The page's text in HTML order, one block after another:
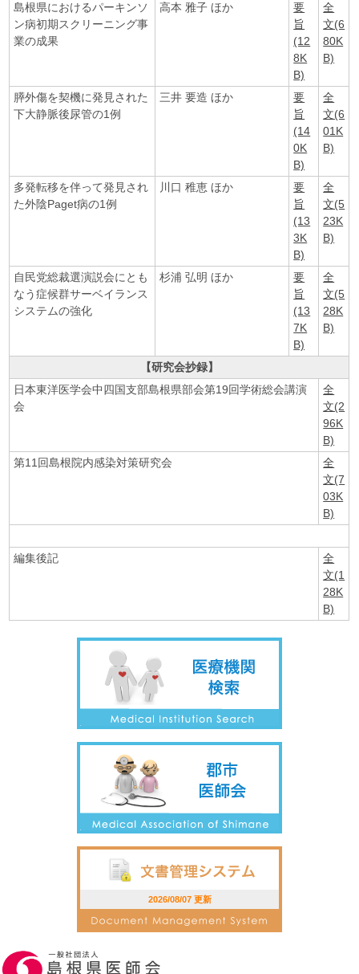
島根県におけるパーキンソ
ン病初期スクリーニング事
業の成果
高本 雅子 ほか
要
旨
(12
8K
B)
全
文(6
80K
B)
膵外傷を契機に発見された
下大静脈後尿管の1例
三井 要造 ほか
要
旨
(14
0K
B)
全
文(6
01K
B)
多発転移を伴って発見され
た外陰Paget病の1例
川口 稚恵 ほか
要
旨
(13
3K
B)
全
文(5
23K
B)
自民党総裁選演説会にとも
なう症候群サーベイランス
システムの強化
杉浦 弘明 ほか
要
旨
(13
7K
B)
全
文(5
28K
B)
【研究会抄録】
日本東洋医学会中四国支部島根県部会第19回学術総会講演
会
全
文(2
96K
B)
第11回島根院内感染対策研究会
全
文(7
03K
B)
編集後記
全
文(1
28K
B)
2026/08/07 更新